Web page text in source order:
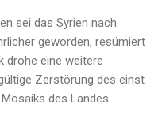
sei das Syrien nach
geworden, resümiert
drohe eine weitere
Zerstörung des einst
des Landes.